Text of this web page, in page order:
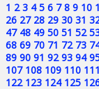
1 2 3 4 5 6 7 8 9 10
26 27 28 29 30 31
47 48 49 50 51 52
68 69 70 71 72 73
89 90 91 92 93 94
107 108 109 110 111
122 123 124 125